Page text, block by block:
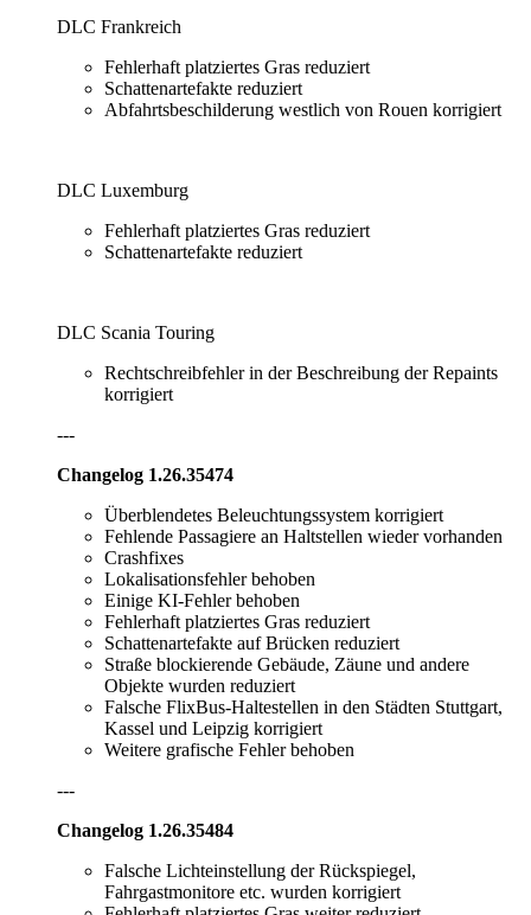
DLC Frankreich
Fehlerhaft platziertes Gras reduziert
Schattenartefakte reduziert
Abfahrtsbeschilderung westlich von Rouen korrigiert
DLC Luxemburg
Fehlerhaft platziertes Gras reduziert
Schattenartefakte reduziert
DLC Scania Touring
Rechtschreibfehler in der Beschreibung der Repaints
korrigiert
---
Changelog 1.26.35474
Überblendetes Beleuchtungssystem korrigiert
Fehlende Passagiere an Haltstellen wieder vorhanden
Crashfixes
Lokalisationsfehler behoben
Einige KI-Fehler behoben
Fehlerhaft platziertes Gras reduziert
Schattenartefakte auf Brücken reduziert
Straße blockierende Gebäude, Zäune und andere
Objekte wurden reduziert
Falsche FlixBus-Haltestellen in den Städten Stuttgart,
Kassel und Leipzig korrigiert
Weitere grafische Fehler behoben
---
Changelog 1.26.35484
Falsche Lichteinstellung der Rückspiegel,
Fahrgastmonitore etc. wurden korrigiert